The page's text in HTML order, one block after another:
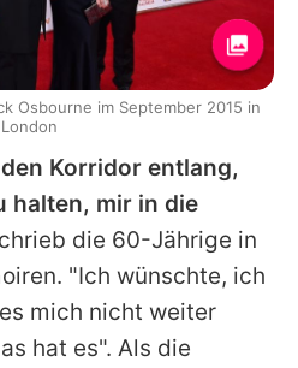
Korridor entlang,
halten, mir in die
die 60-Jährige in
"Ich wünschte, ich
mich nicht weiter
hat es". Als die
Osbourne im September 2015 in
London